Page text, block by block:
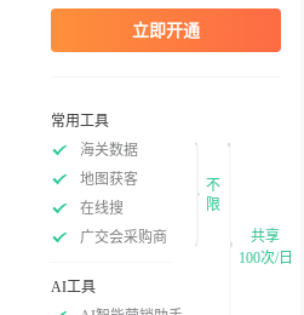
立即开通
常用工具
海关数据
地图获客
在线搜
广交会采购商
不
限
AI工具
共享
100次/日